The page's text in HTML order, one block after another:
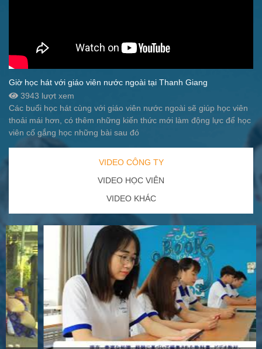
Giờ học hát với giáo viên nước ngoài tại Thanh Giang
3943 lượt xem
Các buổi học hát cùng với giáo viên nước ngoài sẽ giúp học viên
thoải mái hơn, có thêm những kiến thức mới làm động lực để học
viên cố gắng học những bài sau đó
VIDEO CÔNG TY
VIDEO HỌC VIÊN
VIDEO KHÁC